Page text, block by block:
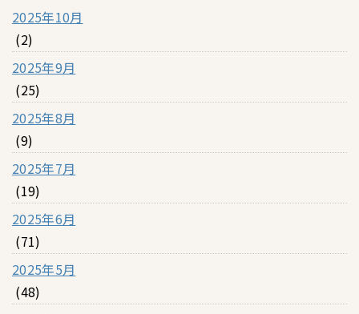
2025年10月
(2)
2025年9月
(25)
2025年8月
(9)
2025年7月
(19)
2025年6月
(71)
2025年5月
(48)